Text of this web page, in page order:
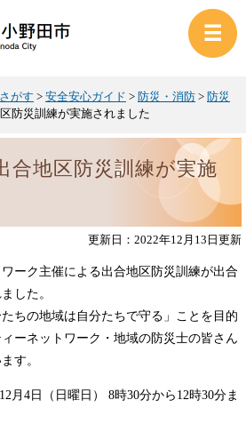
がす > 安全安心ガイド > 防災・消防 > 防災
防災訓練が実施されました
地区防災訓練が実施
更新日：2022年12月13日更新
ーク主催による出合地区防災訓練が出合
した。
ちの地域は自分たちで守る」ことを目的
ーネットワーク・地域の防災士の皆さん
す。
（日曜日） 8時30分から12時30分ま